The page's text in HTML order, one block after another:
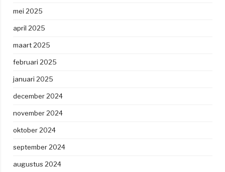
mei 2025
april 2025
maart 2025
februari 2025
januari 2025
december 2024
november 2024
oktober 2024
september 2024
augustus 2024